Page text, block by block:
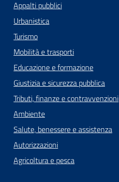
Appalti pubblici
Urbanistica
Turismo
Mobilità e trasporti
Educazione e formazione
Giustizia e sicurezza pubblica
Tributi, finanze e contravvenzioni
Ambiente
Salute, benessere e assistenza
Autorizzazioni
Agricoltura e pesca